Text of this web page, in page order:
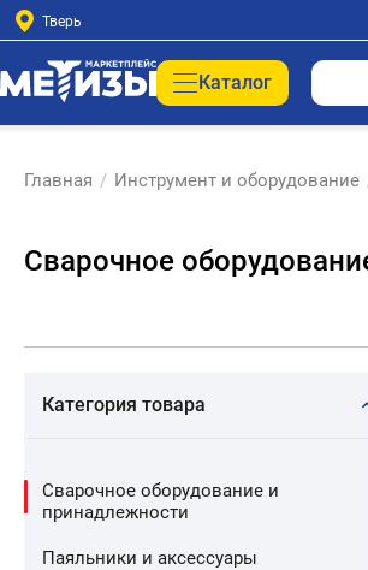
Тверь
Каталог
Главная / Инструмент и оборудование
Сварочное
Категория товара
Сварочное оборудование и
принадлежности
Паяльники и аксессуары